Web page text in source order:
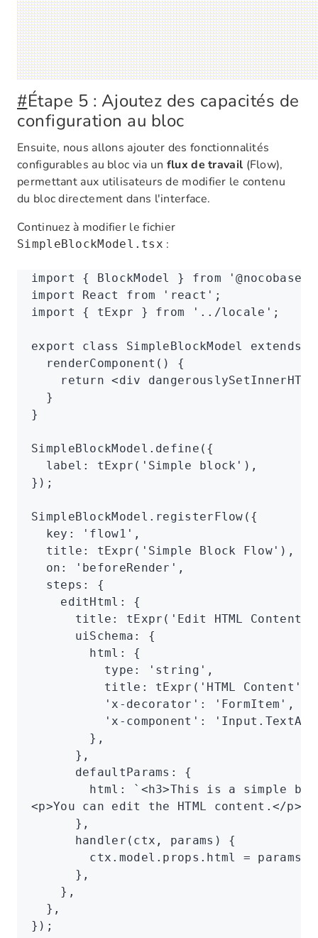
#Étape 5 : Ajoutez des capacités de
configuration au bloc
Ensuite, nous allons ajouter des fonctionnalités
configurables au bloc via un flux de travail (Flow),
permettant aux utilisateurs de modifier le contenu
du bloc directement dans l'interface.
Continuez à modifier le fichier
SimpleBlockModel.tsx :
import { BlockModel } from
import React from 'react' ;
import { tExpr } from '../locale' ;
export class SimpleBlockModel extends
  renderComponent
() {
    return
<div dangerouslySetInnerHTML
  }
}
SimpleBlockModel .define ({
  label
: tExpr ( 'Simple block' ) ,
});
SimpleBlockModel .registerFlow ({
  key
: 'flow1' ,
  title
: tExpr ( 'Simple Block Flow' ) ,
  on
: 'beforeRender' ,
  steps
:
{
    editHtml
:
{
      title
: tExpr ( 'Edit HTML Content'
      uiSchema
:
{
        html
:
{
          type
: 'string' ,
          title
: tExpr ( 'HTML Content'
          'x-decorator'
: 'FormItem' ,
          'x-component'
:
        }
,
      }
,
      defaultParams
:
{
        html
:
`<h3>This is a simple
<p>You can edit the HTML content.</p>`
      }
,
      handler
(ctx ,
params) {
        ctx
. model . props .html = params
      }
,
    }
,
  }
,
});